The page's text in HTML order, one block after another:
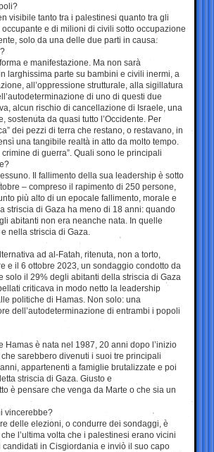
visibile tanto tra i palestinesi quanto tra gli
e di milioni di civili sotto occupazione
solo da una delle due parti in causa.
e manifestazione. Ma non sarà
larghissima parte su bambini e civili inermi, a
all’oppressione strutturale, alla sigillatura
di uno di questi due
alcun rischio di cancellazione di Israele, una
sostenuta da quasi tutto l’Occidente. Per
dei pezzi di terra che restano, o restavano, in
una tangibile realtà in atto da molto tempo.
di guerra”. Quali sono le principali
Il fallimento della sua leadership è sotto
– compreso il rapimento di 250 persone,
più alto di un epocale fallimento, morale e
striscia di Gaza ha meno di 18 anni: quando
abitanti non era neanche nata. In quelle
nella striscia di Gaza.
ad al-Fatah, ritenuta, non a torto,
e il 6 ottobre 2023, un sondaggio condotto da
solo il 29% degli abitanti della striscia di Gaza
criticava in modo netto la leadership
politiche di Hamas. Non solo: una
dell’autodeterminazione di entrambi i popoli
è nata nel 1987, 20 anni dopo l’inizio
sarebbero divenuti i suoi tre principali
appartenenti a famiglie brutalizzate e poi
striscia di Gaza. Giusto e
è pensare che venga da Marte o che sia un
vincerebbe?
delle elezioni, o condurre dei sondaggi, è
l’ultima volta che i palestinesi erano vicini
in Cisgiordania e inviò il suo capo